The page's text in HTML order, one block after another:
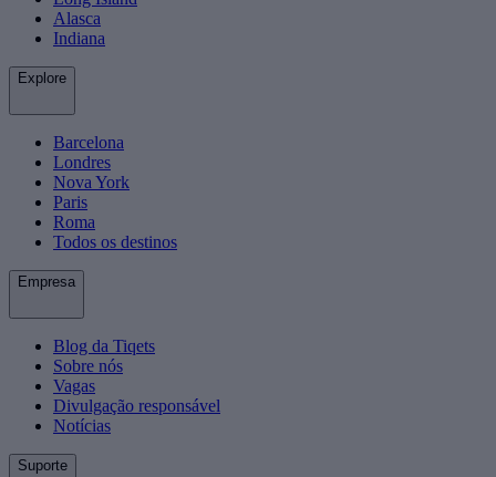
Alasca
Indiana
Explore
Barcelona
Londres
Nova York
Paris
Roma
Todos os destinos
Empresa
Blog da Tiqets
Sobre nós
Vagas
Divulgação responsável
Notícias
Suporte